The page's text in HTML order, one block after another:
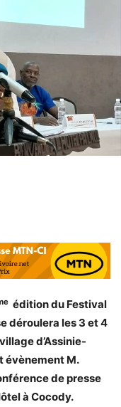
édition du Festival
se déroulera les 3 et 4
d’Assinie-
évènement M.
de presse
à Cocody.